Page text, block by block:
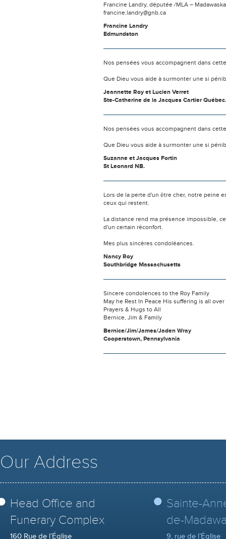
Francine Landry, députée /MLA –
francine.landry@gnb.ca
Francine Landry
Edmundston
Nos pensées vous accompagnent dans
Que Dieu vous aide à surmonter une si
Jeannette Roy et Lucien Verret
Ste-Catherine de la Jacques Cartier Québec.
Nos pensées vous accompagnent dans
Que Dieu vous aide à surmonter une si
Suzanne et Jacques Fortin
St Leonard NB.
Lors de la perte d'un être cher, notre peine
ceux qui restent.
La distance rend ma présence impossible,
d'un certain réconfort.
Mes plus sincères condoléances.
Nancy Roy
Southbridge Massachusetts
Sincere condolences to the Roy Family
May he Rest In Peace His suffering is all over
Prayers & Hugs to All
Bernice, Jim & Family
Bernice/Jim/James/Jaden Wray
Cooperstown, Pennsylvania
Our Address
Head Office and
Funerary Complex
160 Rue de l’Église
Sainte-
de-
9, rue de l’Église